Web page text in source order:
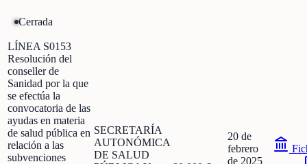
Cerrada
LÍNEA S0153
Resolución del
conseller de
Sanidad por la que
se efectúa la
convocatoria de las
ayudas en materia
de salud pública en
relación a las
subvenciones
SECRETARÍA
AUTONÓMICA
DE SALUD
20 de
febrero
de 2025